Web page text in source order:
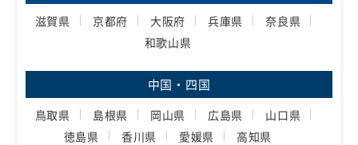
滋賀県 京都府 大阪府 兵庫県
奈良県
和歌山県
中国・四国
鳥取県 島根県 岡山県 広島県
山口県
徳島県
香川県 愛媛県 高知県